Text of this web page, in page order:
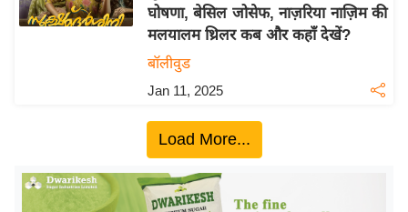
ग
ज
घोषणा, बेसिल जोसेफ, नाज़रिया नाज़िम की
मलयालम थ्रिलर कब और कहाँ देखें?
बॉलीवुड
Jan 11, 2025
Load More...